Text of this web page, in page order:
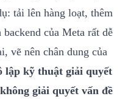
tải lên hàng loạt, thêm
của Meta rất dễ
vẽ nên chân dung của
lập kỹ thuật giải quyết
giải quyết vấn đề